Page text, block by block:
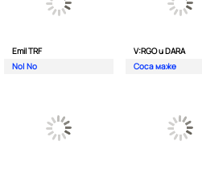
Emil TRF
No| No
V:RGO и DARA
Соса маже